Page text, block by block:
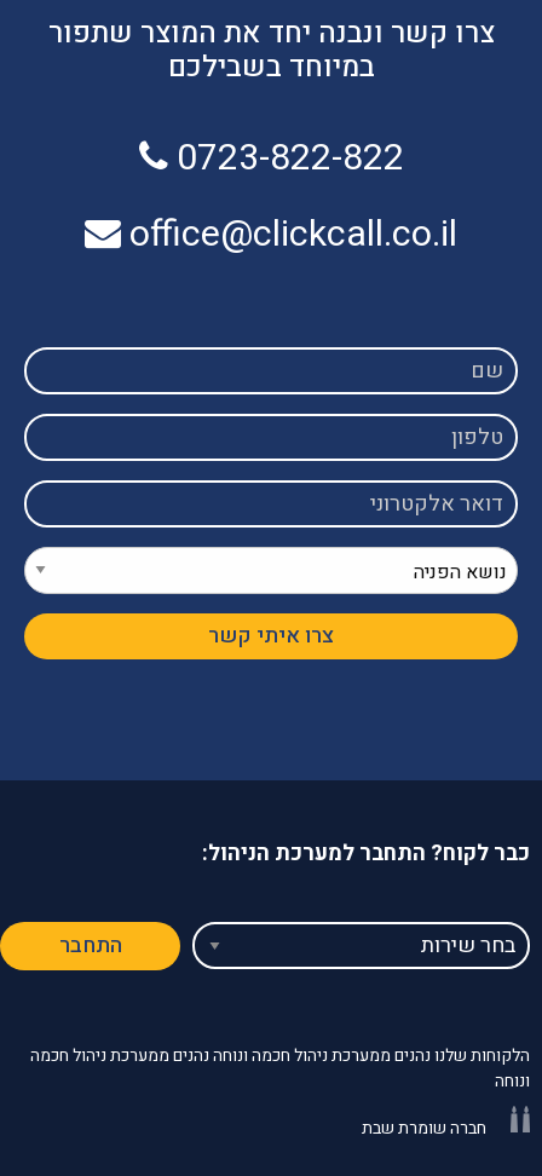
צרו קשר ונבנה יחד את המוצר שתפור
במיוחד בשבילכם
0723-822-822
office@clickcall.co.il
אלקטרוני
נושא
הפניה
צרו איתי קשר
כבר לקוח? התחבר למערכת הניהול:
בחר
שירות
התחבר
הלקוחות שלנו נהנים ממערכת ניהול חכמה ונוחה נהנים ממערכת ניהול חכמה
ונוחה
חברה שומרת שבת